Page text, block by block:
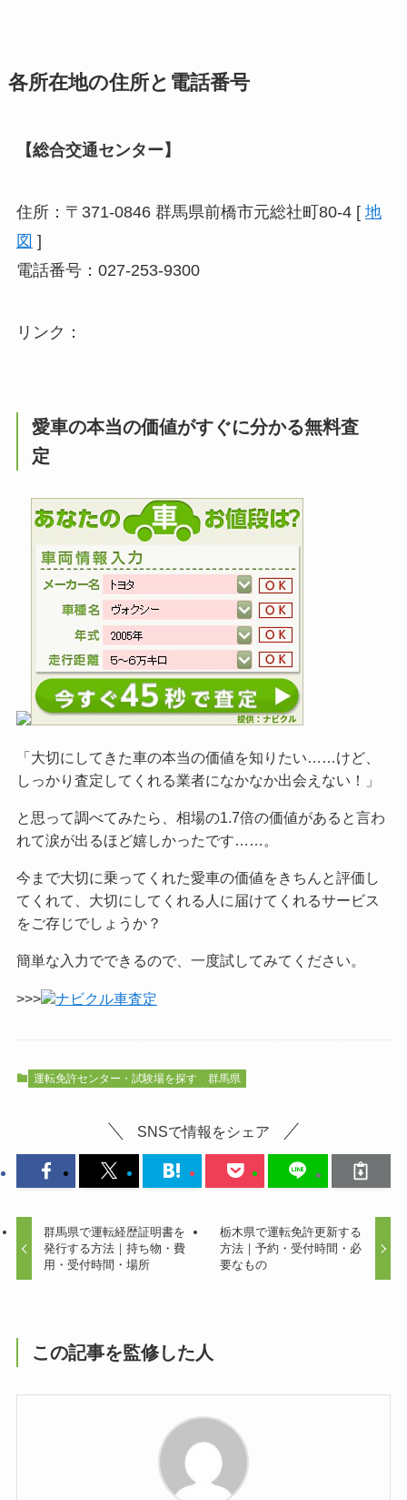
各所在地の住所と電話番号
【総合交通センター】
住所：〒371-0846 群馬県前橋市元総社町80-4 [ 地
図 ]
電話番号：027-253-9300
リンク：
愛車の本当の価値がすぐに分かる無料査
定
「大切にしてきた車の本当の価値を知りたい……けど、
しっかり査定してくれる業者になかなか出会えない！」
と思って調べてみたら、相場の1.7倍の価値があると言わ
れて涙が出るほど嬉しかったです……。
今まで大切に乗ってくれた愛車の価値をきちんと評価し
てくれて、大切にしてくれる人に届けてくれるサービス
をご存じでしょうか？
簡単な入力でできるので、一度試してみてください。
>>> ナビクル車査定
運転免許センター・試験場を探す 群馬県
SNSで情報をシェア
群馬県で運転経歴証明書を
発行する方法｜持ち物・費
用・受付時間・場所
栃木県で運転免許更新する
方法｜予約・受付時間・必
要なもの
この記事を監修した人